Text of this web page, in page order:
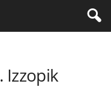
Izzopik